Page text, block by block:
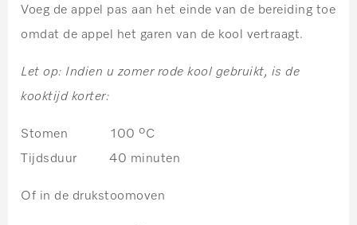
Voeg de appel pas aan het einde van de bereiding toe
omdat de appel het garen van de kool vertraagt.
Let op: Indien u zomer rode kool gebruikt, is de
kooktijd korter:
Stomen 100 ºC
Tijdsduur 40 minuten
Of in de drukstoomoven